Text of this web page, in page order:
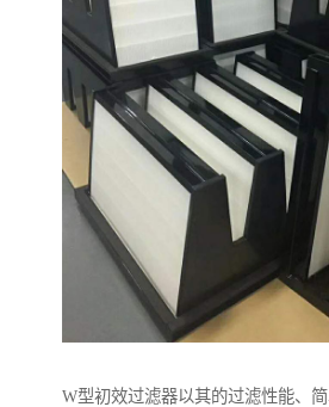
W型初效过滤器以其的过滤性能、